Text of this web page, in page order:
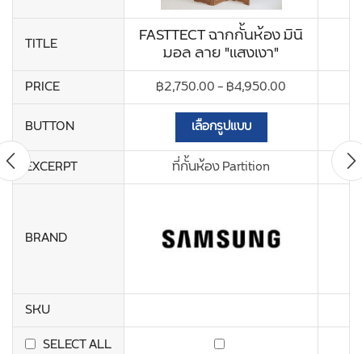
TITLE FASTTECT ฉากกั้นห้อง มินิ
มอล ลาย "แสงเงา"
PRICE ฿2,750.00–฿4,950.00
BUTTON
เลือกรูปแบบ
EXCERPT ที่กั้นห้อง Partition
BRAND
SKU
SELECT ALL